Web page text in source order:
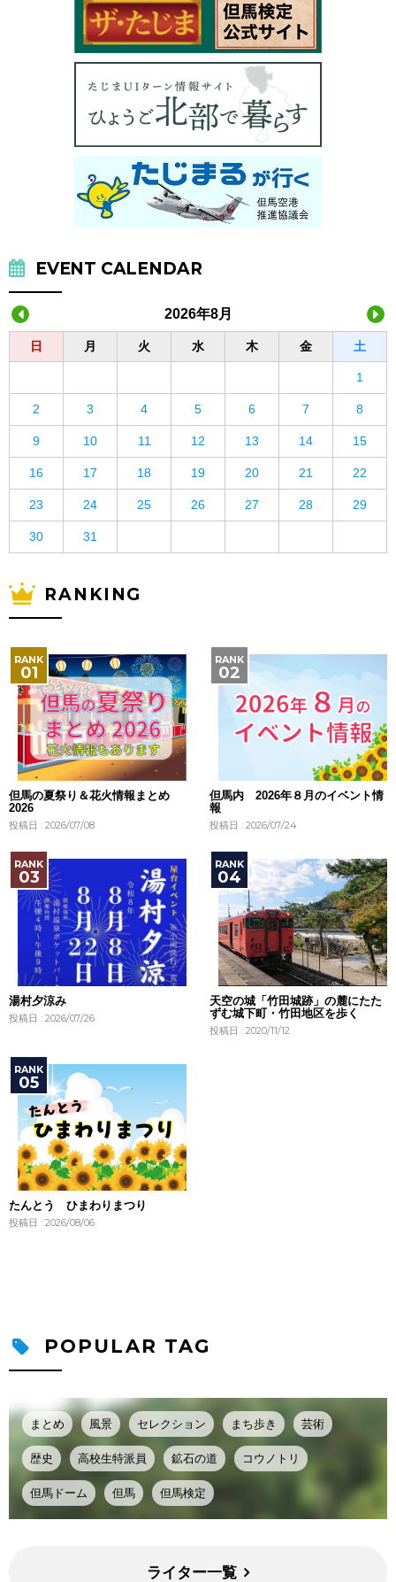
EVENT CALENDAR
2026年8月
日 月 火 水 木 金 土
1
2 3 4 5 6 7 8
9 10 11 12 13 14 15
16 17 18 19 20 21 22
23 24 25 26 27 28 29
30 31
RANKING
但馬の夏祭り＆花火情報まとめ
2026
投稿日 : 2026/07/08
但馬内 2026年８月のイベント情
報
投稿日 : 2026/07/24
湯村夕涼み
投稿日 : 2026/07/26
天空の城「竹田城跡」の麓にたた
ずむ城下町・竹田地区を歩く
投稿日 : 2020/11/12
たんとう ひまわりまつり
投稿日 : 2026/08/06
POPULAR TAG
まとめ 風景 セレクション まち歩き 芸術
歴史 高校生特派員 鉱石の道 コウノトリ
但馬ドーム 但馬 但馬検定
ライター一覧